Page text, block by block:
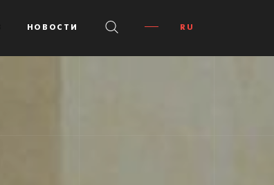
RU
НОВОСТИ